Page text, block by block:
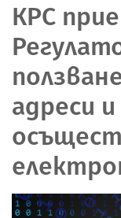
КРС
адреси